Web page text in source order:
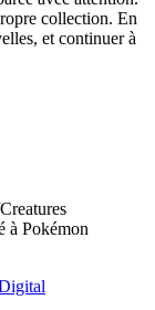
collection. En
et continuer à
à Pokémon